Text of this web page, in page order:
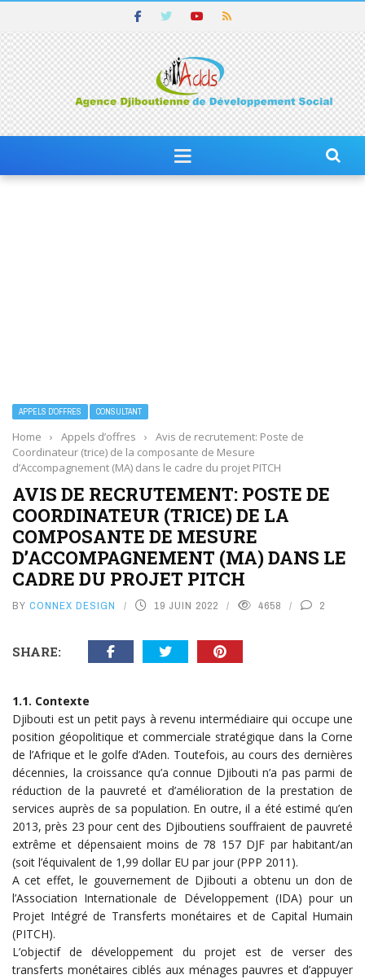
APPELS D’OFFRES CONSULTANT
Home › Appels d’offres ›
Avis de recrutement: Poste de
Coordinateur (trice) de la composante de Mesure
d’Accompagnement (MA) dans le cadre du projet PITCH
AVIS DE RECRUTEMENT: POSTE DE
COORDINATEUR (TRICE) DE LA
COMPOSANTE DE MESURE
D’ACCOMPAGNEMENT (MA) DANS LE
CADRE DU PROJET PITCH
BY CONNEX DESIGN 19 JUIN 2022 4658 2
SHARE:
1.1. Contexte
Djibouti est un petit pays à revenu intermédiaire qui occupe une
position géopolitique et commerciale stratégique dans la Corne
de l’Afrique et le golfe d’Aden. Toutefois, au cours des dernières
décennies, la croissance qu’a connue Djibouti n’a pas parmi de
réduction de la pauvreté et d’amélioration de la prestation de
services auprès de sa population. En outre, il a été estimé qu’en
2013, près 23 pour cent des Djiboutiens souffraient de pauvreté
extrême et dépensaient moins de 78 157 DJF par habitant/an
(soit l’équivalent de 1,99 dollar EU par jour (PPP 2011).
A cet effet, le gouvernement de Djibouti a obtenu un don de
l’Association Internationale de Développement (IDA) pour un
Projet Intégré de Transferts monétaires et de Capital Humain
(PITCH).
L’objectif de développement du projet est de verser des
transferts monétaires ciblés aux ménages pauvres et d’appuyer